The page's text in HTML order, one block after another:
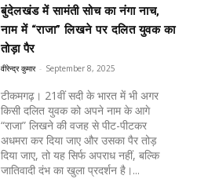
बुंदेलखंड में सामंती सोच का नंगा नाच,
नाम में “राजा” लिखने पर दलित युवक का
तोड़ा पैर
वीरेन्द्र कुमार - September 8, 2025
टीकमगढ़। 21वीं सदी के भारत में भी अगर
किसी दलित युवक को अपने नाम के आगे
“राजा” लिखने की वजह से पीट-पीटकर
अधमरा कर दिया जाए और उसका पैर तोड़
दिया जाए, तो यह सिर्फ अपराध नहीं, बल्कि
जातिवादी दंभ का खुला प्रदर्शन है।...